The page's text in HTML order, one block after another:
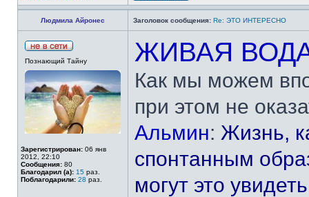
Людмила Айронес Заголовок сообщения: Re: ЭТО ИНТЕРЕСНО
Познающий Тайну
Зарегистрирован: 06 янв
2012, 22:10
Сообщения: 80
Благодарил (а): 15 раз.
Поблагодарили: 28 раз.
ЖИВАЯ
Как мы можем
при этом не
Альмин: Жизнь,
спонтанным
могут это